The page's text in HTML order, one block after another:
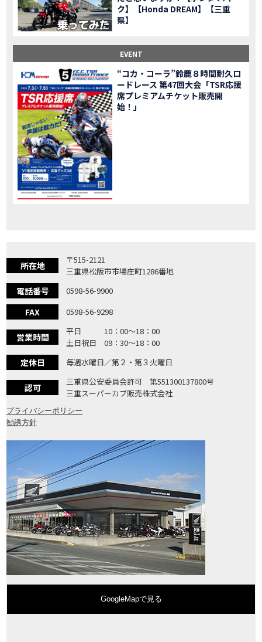
NEW BIKE 「X-ADV」大型クロスオーバーモデル X-ADV をフルモデルチェンジし発売！
NEW BIKE 「CB1000R」のヘッドライト等の外観デザインやカラーリングの変更など熟成を図り発売！
NEW BIKE 「NC750X」大型スポーツモデル NC750X をフルモデルチェンジし発売！
NEW BIKE 「CB1300 SUPER FOUR」「CB1300 SUPER BOL D’OR」ならびに「CB1300 SUPER FOUR SP」「CB1300 SUPER BOL D’OR SP」に先進の電子制御デバイスを採用し発売！
NEW BIKE 大型クルーザーモデル「Rebel 1100」を新発売!!
NEW BIKE よりスポーティーなイメージを強化『CBR650R』を発表!
NEW BIKE Neo Sports Caféシリーズのミドルクラスモデル『CB650R』を発表！
NEW BIKE フルモデルチェンジした 新型「PCX」「PCX160」「PCX e:HEV」を発表!
NEWS 国内販売を予定するグローバルモデルがHondaバイクWebサイトで公開されました！
NEW BIKE 「CRF250L」「CRF250 RALLY」をフルモデルチェンジし発表！
ク】【Honda DREAM】【三重
県】
EVENT
“コカ・コーラ”鈴鹿８時間耐久ロ
ードレース 第47回大会「TSR応援
席プレミアムチケット販売開
始！」
所在地
〒515-2121
三重県松阪市市場庄町1286番地
電話番号 0598-56-9900
FAX 0598-56-9298
営業時間
平日 10：00〜18：00
土日祝日 09：30〜18：00
定休日 毎週水曜日／第２・第３火曜日
認可
三重県公安委員会許可 第551300137800号
三重スーパーカブ販売株式会社
プライバシーポリシー
勧誘方針
GoogleMapで見る